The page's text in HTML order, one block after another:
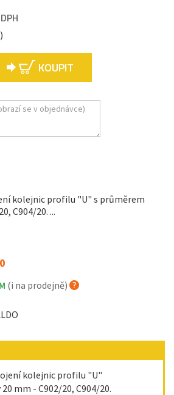
KOUPIT
kolejnic profilu "U" s průměrem
C904/20. ...
(i na prodejně)
kolejnic profilu "U"
mm - C902/20, C904/20.